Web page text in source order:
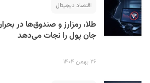
اقتصاد دیجیتال
طلا، رمزارز و صندوق‌ها در
جان پول را نجات می‌دهد
۲۶ بهمن ۱۴۰۴